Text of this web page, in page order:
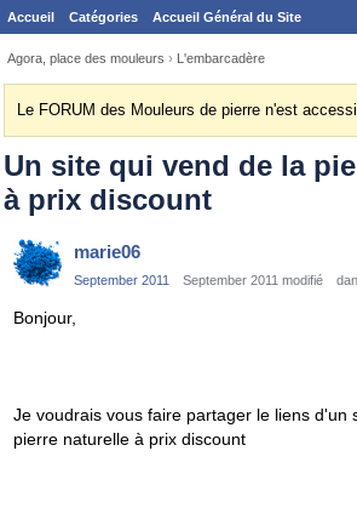
Accueil Catégories Accueil Général du Site
Agora, place des mouleurs › L'embarcadère
Le FORUM des Mouleurs de pierre n'est
Un site qui vend de la
à prix discount
marie06
September 2011 September 2011 modifié
Bonjour,
Je voudrais vous faire partager le liens d'un
pierre naturelle à prix discount